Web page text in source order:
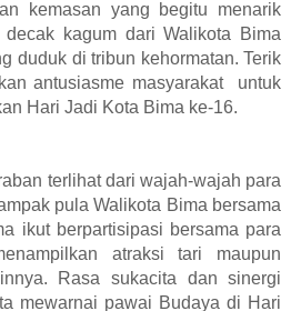
kemasan yang begitu menarik
decak kagum dari Walikota Bima
duduk di tribun kehormatan. Terik
antusiasme masyarakat
untuk
Hari Jadi Kota Bima ke-16.
terlihat dari wajah-wajah para
pula Walikota Bima bersama
ikut berpartisipasi bersama para
atraksi tari maupun
Rasa sukacita dan sinergi
mewarnai pawai Budaya di Hari